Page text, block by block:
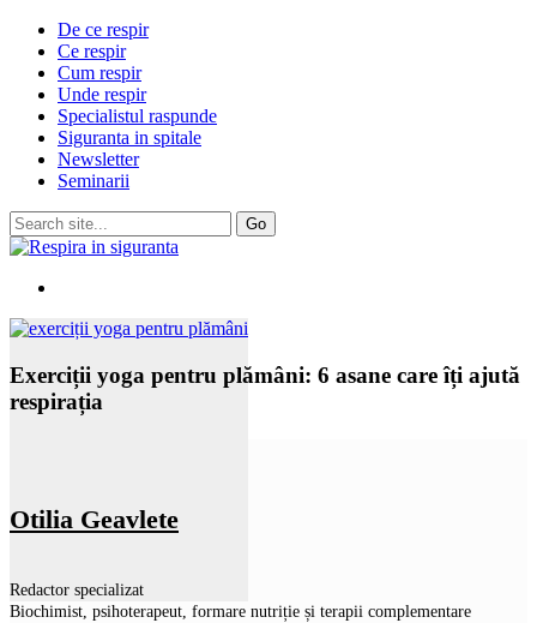
De ce respir
Ce respir
Cum respir
Unde respir
Specialistul raspunde
Siguranta in spitale
Newsletter
Seminarii
Exerciții yoga pentru plămâni: 6 asane care îți ajută
respirația
Otilia Geavlete
Redactor specializat
Biochimist, psihoterapeut, formare nutriție și terapii complementare